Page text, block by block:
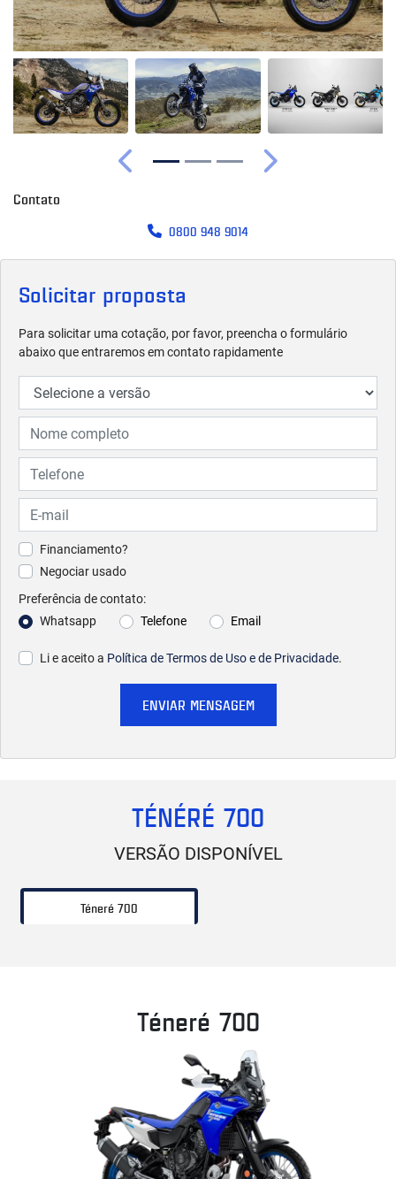
Solicitar proposta
Para solicitar uma cotação, por favor, preencha o formulário
abaixo que entraremos em contato rapidamente
Financiamento?
Negociar usado
Preferência de contato:
Whatsapp
Telefone Email
Li e aceito a Política de Termos de Uso e de Privacidade.
ENVIAR MENSAGEM
Anterior Próximo
Contato
0800 948 9014
TÉNÉRÉ 700
VERSÃO DISPONÍVEL
Téneré 700
Téneré 700